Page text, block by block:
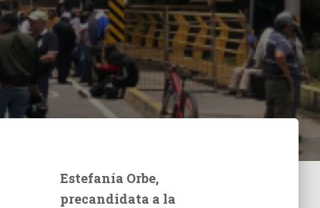
Estefanía Orbe,
precandidata a la